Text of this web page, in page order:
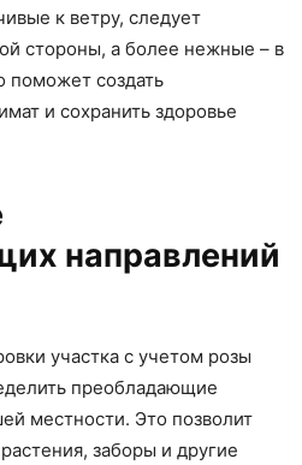
к ветру, следует
стороны, а более нежные – в
поможет создать
и сохранить здоровье
направлений
участка с учетом розы
преобладающие
местности. Это позволит
заборы и другие